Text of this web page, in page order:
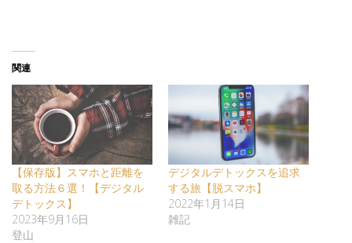
関連
【保存版】スマホと距離を
取る方法６選！【デジタル
デトックス】
2023年9月16日
登山
デジタルデトックスを追求
する旅【脱スマホ】
2022年1月14日
雑記